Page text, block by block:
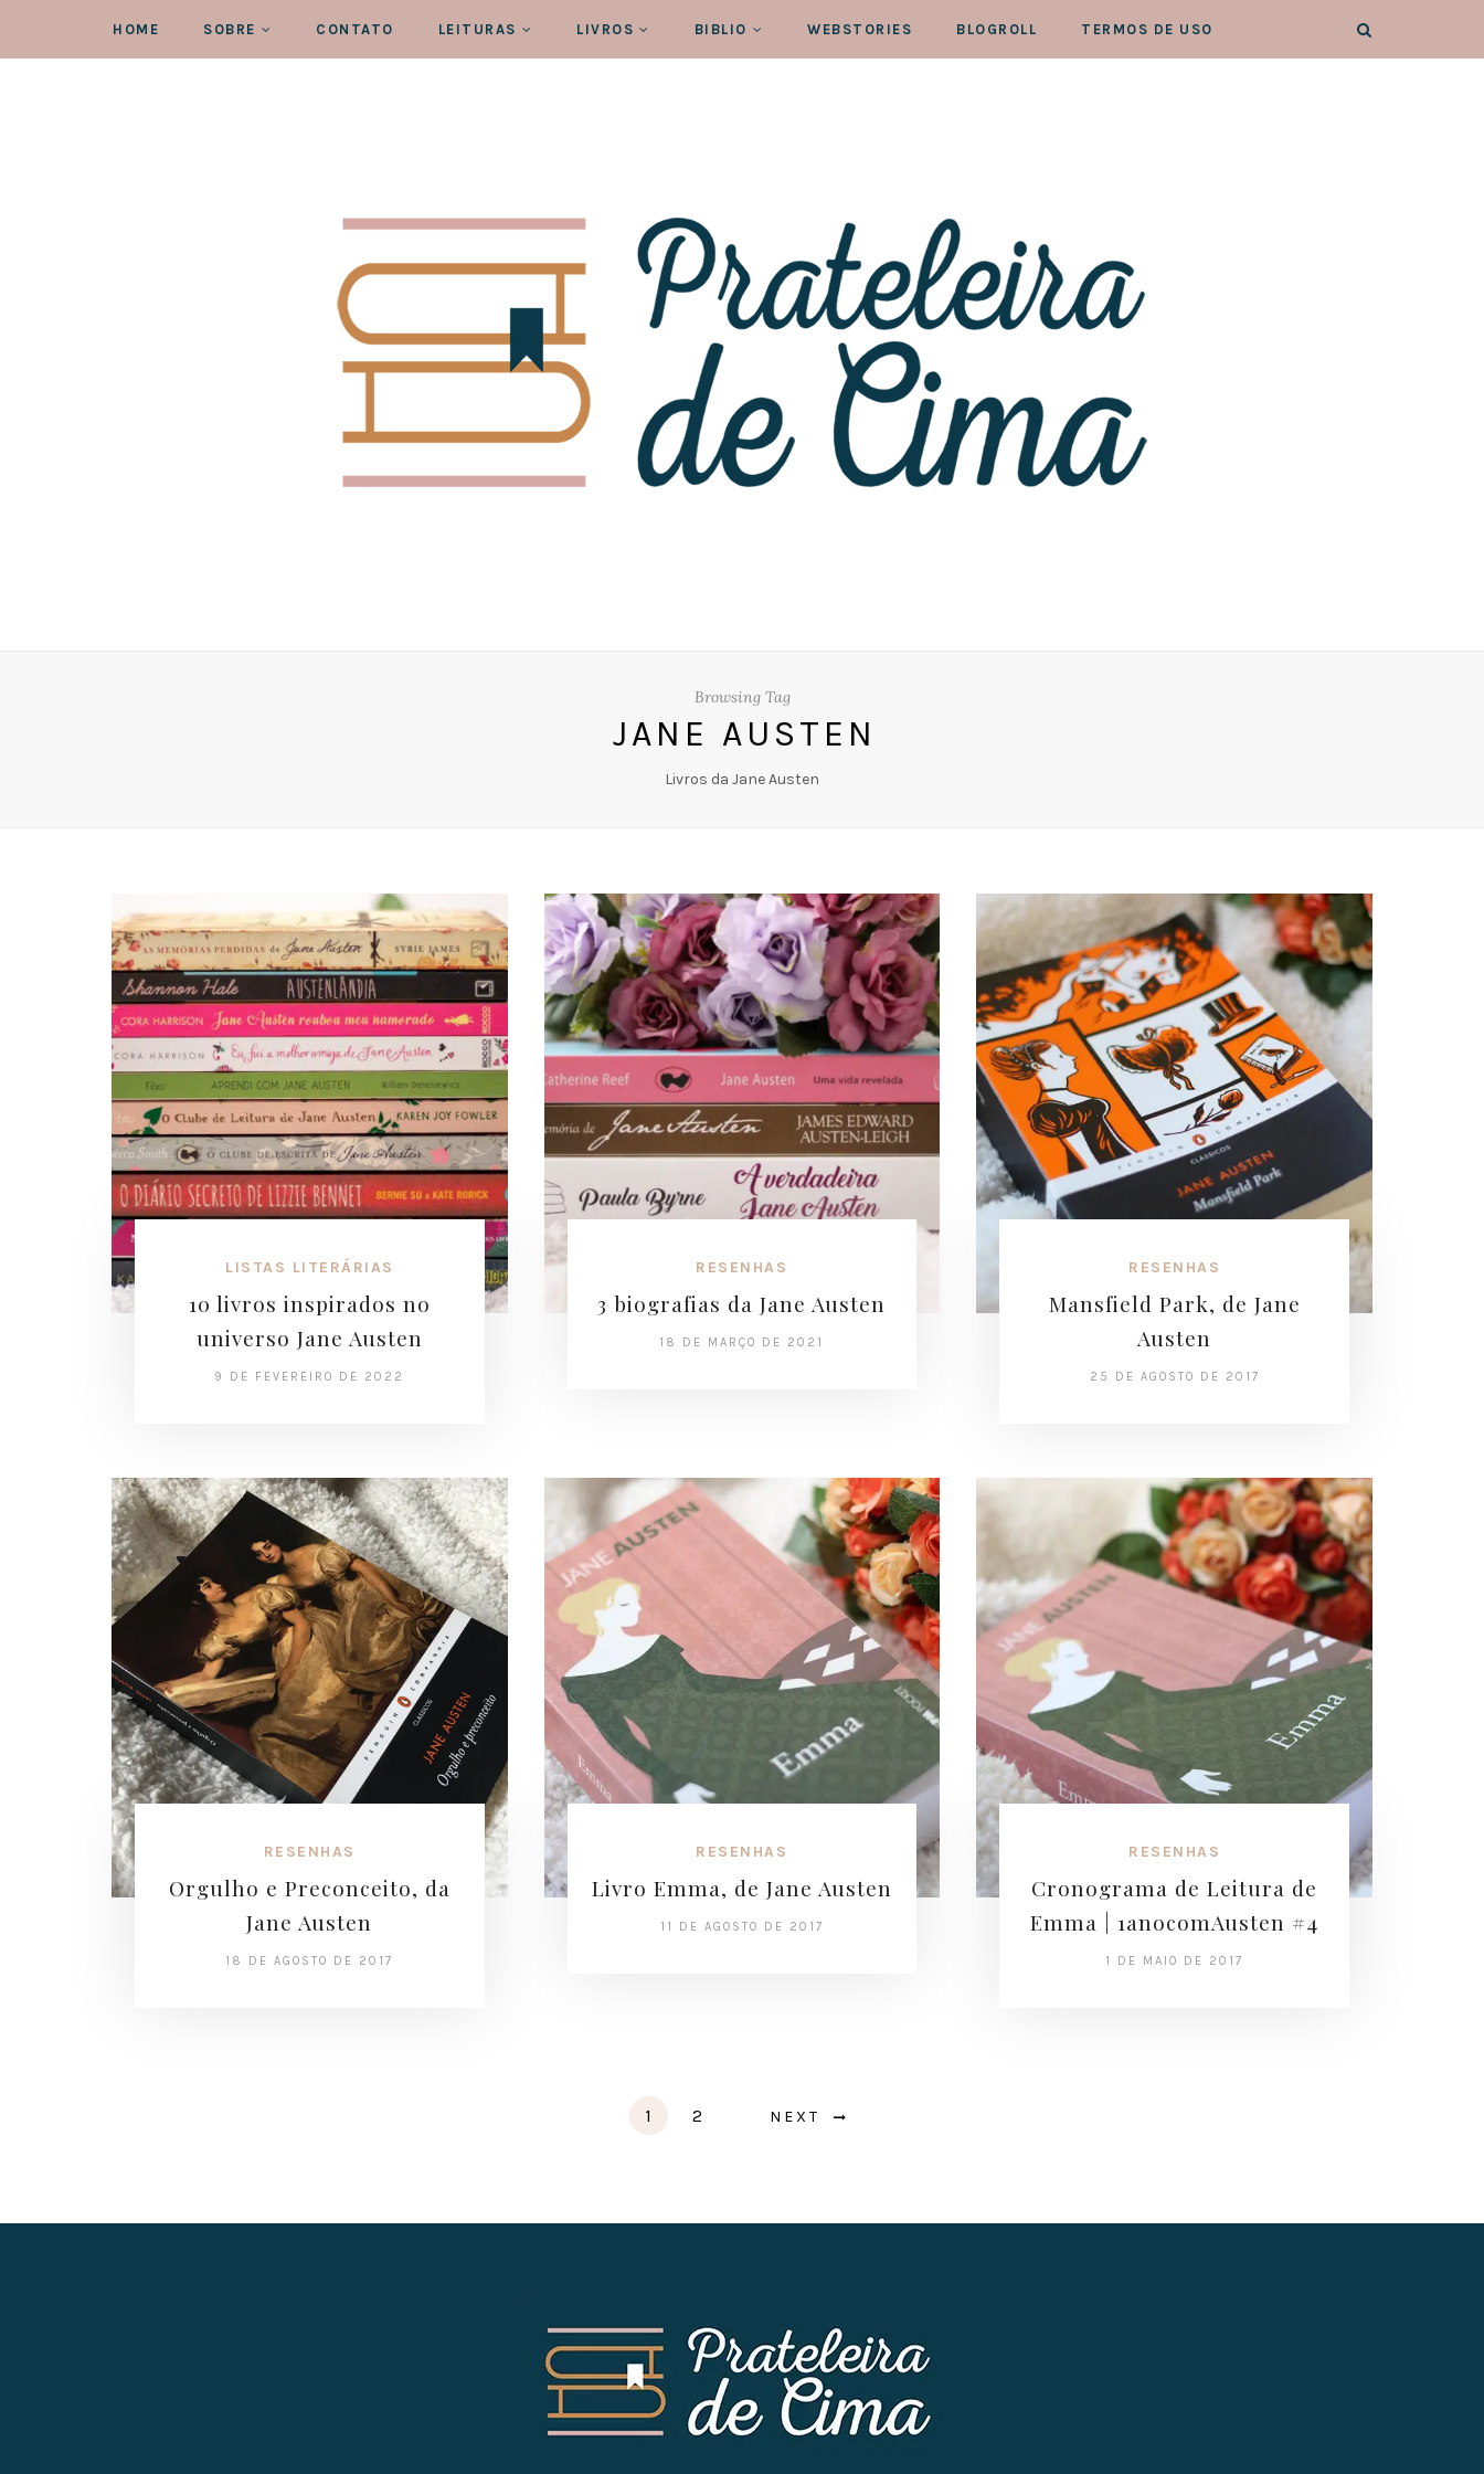
HOME SOBRE CONTATO LEITURAS LIVROS BIBLIO WEBSTORIES BLOGROLL TERMOS DE USO
Browsing Tag
JANE AUSTEN
Livros da Jane Austen
LISTAS LITERÁRIAS
10 livros inspirados no
universo Jane Austen
9 DE FEVEREIRO DE 2022
RESENHAS
3 biografias da Jane Austen
18 DE MARÇO DE 2021
RESENHAS
Mansfield Park, de Jane
Austen
25 DE AGOSTO DE 2017
RESENHAS
Orgulho e Preconceito, da
Jane Austen
18 DE AGOSTO DE 2017
RESENHAS
Livro Emma, de Jane Austen
11 DE AGOSTO DE 2017
RESENHAS
Cronograma de Leitura de
Emma | 1anocomAusten #4
1 DE MAIO DE 2017
1 2 NEXT